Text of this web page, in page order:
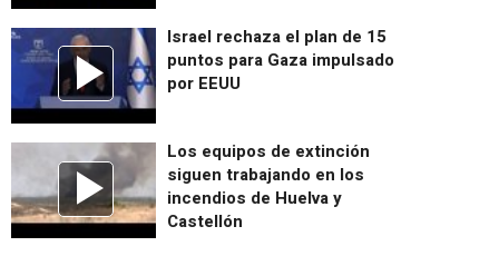
Israel rechaza el plan de 15
puntos para Gaza impulsado
por EEUU
Los equipos de extinción
siguen trabajando en los
incendios de Huelva y
Castellón